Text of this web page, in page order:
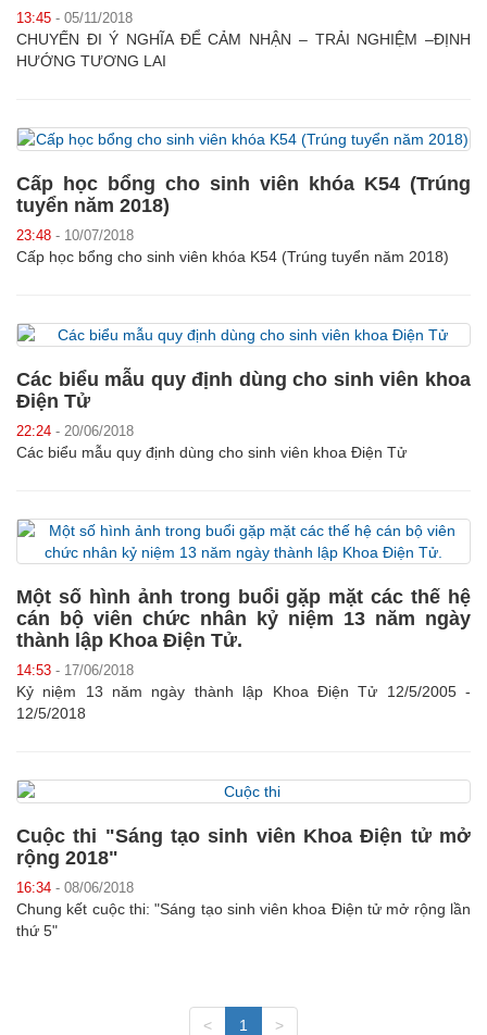
13:45 - 05/11/2018
CHUYẾN ĐI Ý NGHĨA ĐỂ CẢM NHẬN – TRẢI NGHIỆM –ĐỊNH
HƯỚNG TƯƠNG LAI
Cấp học bổng cho sinh viên khóa K54 (Trúng
tuyển năm 2018)
23:48 - 10/07/2018
Cấp học bổng cho sinh viên khóa K54 (Trúng tuyển năm 2018)
Các biểu mẫu quy định dùng cho sinh viên khoa
Điện Tử
22:24 - 20/06/2018
Các biểu mẫu quy định dùng cho sinh viên khoa Điện Tử
Một số hình ảnh trong buổi gặp mặt các thế hệ
cán bộ viên chức nhân kỷ niệm 13 năm ngày
thành lập Khoa Điện Tử.
14:53 - 17/06/2018
Kỷ niệm 13 năm ngày thành lập Khoa Điện Tử 12/5/2005 -
12/5/2018
Cuộc thi "Sáng tạo sinh viên Khoa Điện tử mở
rộng 2018"
16:34 - 08/06/2018
Chung kết cuộc thi: "Sáng tạo sinh viên khoa Điện tử mở rộng lần
thứ 5"
< 1 >